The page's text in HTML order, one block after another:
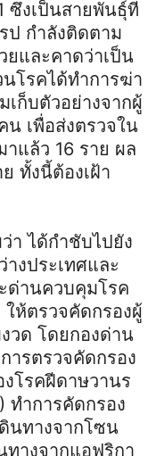
ซึ่งเป็นสายพันธุ์ที่
ป กำลังติดตาม
และคาดว่าเป็น
โรคได้ทำการฆ่า
ก็บตัวอย่างจากผู้
เพื่อส่งตรวจใน
แล้ว 16 ราย ผล
ทั้งนี้ต้องเฝ้า
า ได้กำชับไปยัง
งประเทศและ
ด่านควบคุมโรค
ห้ตรวจคัดกรองผู้
วด โดยกองด่าน
ารตรวจคัดกรอง
โรคฝีดาษวานร
ทำการคัดกรอง
นทางจากโซน
ทางจากแอฟริกา